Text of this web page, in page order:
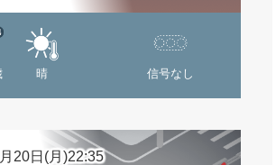
晴 信号なし
20日(月)22:35